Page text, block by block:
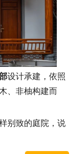
设计承建，依照
、非柚构建而
别致的庭院，说